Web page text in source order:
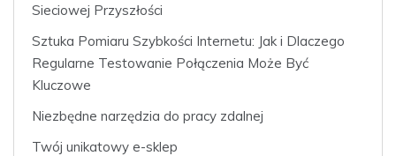
Sieciowej Przyszłości
Sztuka Pomiaru Szybkości Internetu: Jak i Dlaczego
Regularne Testowanie Połączenia Może Być
Kluczowe
Niezbędne narzędzia do pracy zdalnej
Twój unikatowy e-sklep